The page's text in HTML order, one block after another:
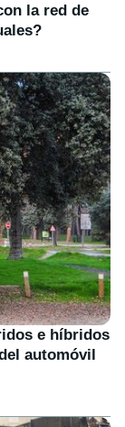
la red de
e híbridos
automóvil